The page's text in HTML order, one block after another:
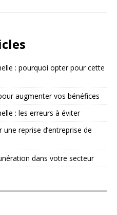
: pourquoi opter pour cette
augmenter vos bénéfices
: les erreurs à éviter
reprise d’entreprise de
dans votre secteur